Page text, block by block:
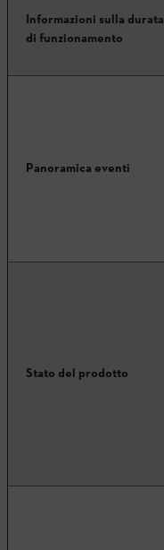
Informazioni sulla durata
di funzionamento
Panoramica eventi
Stato del prodotto